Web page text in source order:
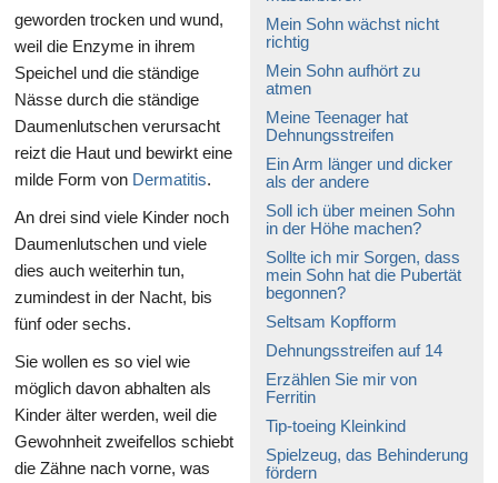
Mein Sohn wächst nicht
richtig
Mein Sohn aufhört zu
atmen
Meine Teenager hat
Dehnungsstreifen
Ein Arm länger und dicker
als der andere
Soll ich über meinen Sohn
in der Höhe machen?
Sollte ich mir Sorgen, dass
mein Sohn hat die Pubertät
begonnen?
Seltsam Kopfform
Dehnungsstreifen auf 14
Erzählen Sie mir von
Ferritin
Tip-toeing Kleinkind
Spielzeug, das Behinderung
fördern
geworden trocken und wund,
weil die Enzyme in ihrem
Speichel und die ständige
Nässe durch die ständige
Daumenlutschen verursacht
reizt die Haut und bewirkt eine
milde Form von Dermatitis.
An drei sind viele Kinder noch
Daumenlutschen und viele
dies auch weiterhin tun,
zumindest in der Nacht, bis
fünf oder sechs.
Sie wollen es so viel wie
möglich davon abhalten als
Kinder älter werden, weil die
Gewohnheit zweifellos schiebt
die Zähne nach vorne, was